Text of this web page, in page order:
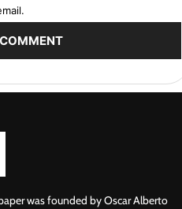
was founded by Oscar Alberto